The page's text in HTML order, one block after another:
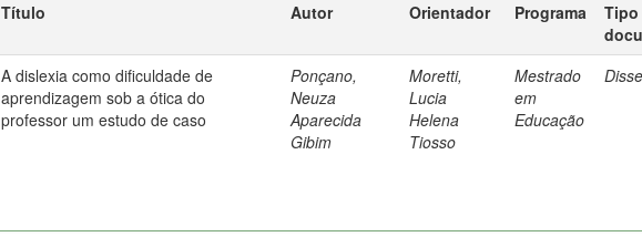
Título Autor Orientador Programa
Tipo
A dislexia como dificuldade de
aprendizagem sob a ótica do
professor um estudo de caso
Ponçano,
Neuza
Aparecida
Gibim
Moretti,
Lucia
Helena
Tiosso
Mestrado
em
Educação